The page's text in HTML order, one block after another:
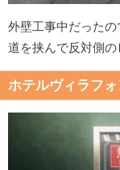
外壁工事中だったの
道を挟んで反対側の
ホテルヴィラフ